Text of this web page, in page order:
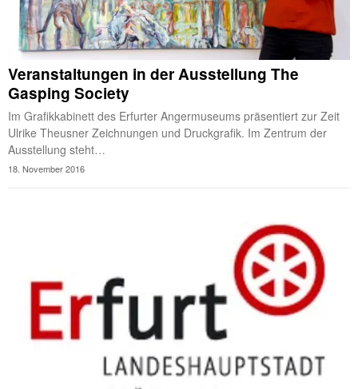
Veranstaltungen in der Ausstellung The
Gasping Society
Im Grafikkabinett des Erfurter Angermuseums präsentiert zur Zeit
Ulrike Theusner Zeichnungen und Druckgrafik. Im Zentrum der
Ausstellung steht…
18. November 2016